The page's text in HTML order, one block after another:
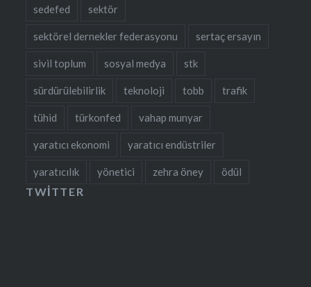
sedefed sektör
sektörel dernekler federasyonu sertaç ersayın
sivil toplum sosyal medya stk
sürdürülebilirlik teknoloji tobb trafik
tühid türkonfed vahap munyar
yaratıcı ekonomi yaratıcı endüstriler
yaratıcılık yönetici zehra öney ödül
TWITTER